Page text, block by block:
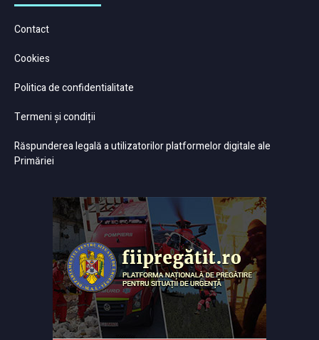
Contact
Cookies
Politica de confidentialitate
Termeni și condiții
Răspunderea legală a utilizatorilor platformelor digitale ale
Primăriei